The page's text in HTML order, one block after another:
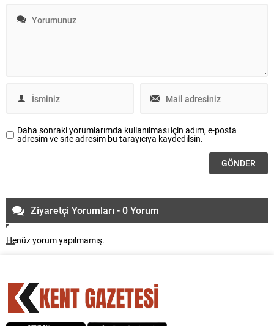
Daha sonraki yorumlarımda kullanılması için adım, e-posta
adresim ve site adresim bu tarayıcıya kaydedilsin.
Ziyaretçi Yorumları - 0 Yorum
Henüz yorum yapılmamış.